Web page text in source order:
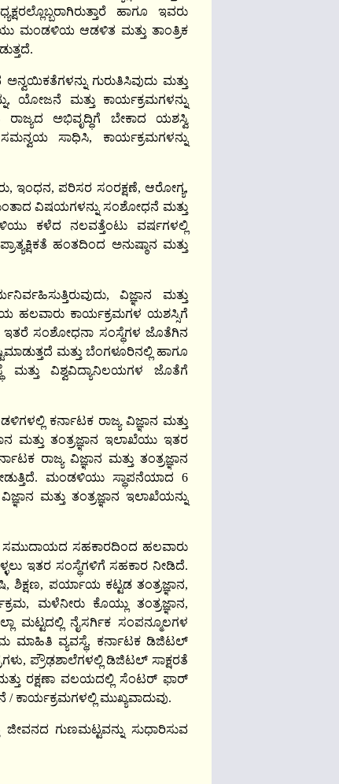
ಹಾಗೂ ಇವರು
ಮಂಡಳಿಯ ಆಡಳಿತ ಮತ್ತು ತಾಂತ್ರಿಕ
ಅನ್ವಯಿಕತೆಗಳನ್ನು ಗುರುತಿಸಿವುದು ಮತ್ತು
ಯೋಜನೆ ಮತ್ತು ಕಾರ್ಯಕ್ರಮಗಳನ್ನು
ಅಭಿವೃದ್ಧಿಗೆ ಬೇಕಾದ ಯಶಸ್ವಿ
ಸಾಧಿಸಿ, ಕಾರ್ಯಕ್ರಮಗಳನ್ನು
ಇಂಧನ, ಪರಿಸರ ಸಂರಕ್ಷಣೆ, ಆರೋಗ್ಯ,
ವಿಷಯಗಳನ್ನು ಸಂಶೋಧನೆ ಮತ್ತು
ಕಳೆದ ನಲವತ್ತೆಂಟು ವರ್ಷಗಳಲ್ಲಿ
ಹಂತದಿಂದ ಅನುಷ್ಠಾನ ಮತ್ತು
ವಿಜ್ಞಾನ ಮತ್ತು
ಹಲವಾರು ಕಾರ್ಯಕ್ರಮಗಳ ಯಶಸ್ಸಿಗೆ
ಇತರೆ ಸಂಶೋಧನಾ ಸಂಸ್ಥೆಗಳ ಜೊತೆಗಿನ
ಮತ್ತು ಬೆಂಗಳೂರಿನಲ್ಲಿ ಹಾಗೂ
ಮತ್ತು ವಿಶ್ವವಿದ್ಯಾನಿಲಯಗಳ ಜೊತೆಗೆ
ಕರ್ನಾಟಕ ರಾಜ್ಯ ವಿಜ್ಞಾನ ಮತ್ತು
ಮತ್ತು ತಂತ್ರಜ್ಞಾನ ಇಲಾಖೆಯು ಇತರ
ರಾಜ್ಯ ವಿಜ್ಞಾನ ಮತ್ತು ತಂತ್ರಜ್ಞಾನ
ಮಂಡಳಿಯು ಸ್ಥಾಪನೆಯಾದ 6
ಮತ್ತು ತಂತ್ರಜ್ಞಾನ ಇಲಾಖೆಯನ್ನು
ಸಮುದಾಯದ ಸಹಕಾರದಿಂದ ಹಲವಾರು
ಇತರ ಸಂಸ್ಥೆಗಳಿಗೆ ಸಹಕಾರ ನೀಡಿದೆ.
ಶಿಕ್ಷಣ, ಪರ್ಯಾಯ ಕಟ್ಟಡ ತಂತ್ರಜ್ಞಾನ,
ಮಳೆನೀರು ಕೊಯ್ಲು ತಂತ್ರಜ್ಞಾನ,
ಮಟ್ಟದಲ್ಲಿ ನೈಸರ್ಗಿಕ ಸಂಪನ್ಮೂಲಗಳ
ಮಾಹಿತಿ ವ್ಯವಸ್ಥೆ, ಕರ್ನಾಟಕ ಡಿಜಿಟಲ್
ಪ್ರೌಢಶಾಲೆಗಳಲ್ಲಿ ಡಿಜಿಟಲ್ ಸಾಕ್ಷರತೆ
ರಕ್ಷಣಾ ವಲಯದಲ್ಲಿ ಸೆಂಟರ್ ಫಾರ್
ಮುಖ್ಯವಾದುವು.
ಗುಣಮಟ್ಟವನ್ನು ಸುಧಾರಿಸುವ